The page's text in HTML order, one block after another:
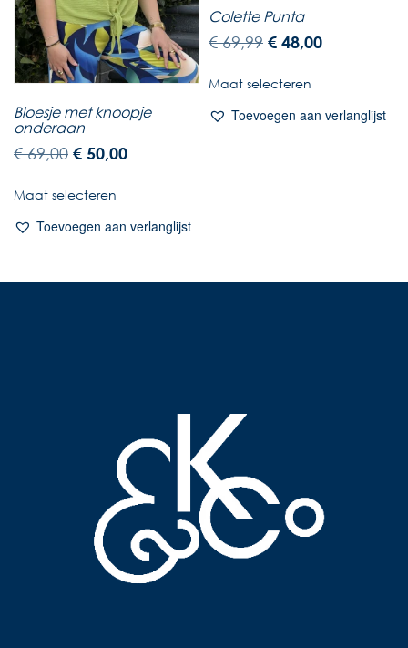
Bloesje met knoopje
onderaan
€69,00 € 50,00
Maat selecteren
Toevoegen aan verlanglijst
Colette Punta
€69,99 € 48,00
Maat selecteren
Toevoegen aan verlanglijst